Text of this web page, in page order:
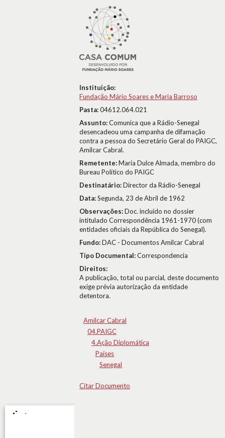
Instituição:
Fundação Mário Soares e Maria Barroso
Pasta:04612.064.021
Assunto:Comunica que a Rádio-Senegal
desencadeou uma campanha de difamação
contra a pessoa do Secretário Geral do PAIGC,
Amílcar Cabral.
Remetente:Maria Dulce Almada, membro do
Bureau Político do PAIGC
Destinatário:Director da Rádio-Senegal
Data:Segunda, 23 de Abril de 1962
Observações:Doc. incluído no dossier
intitulado Correspondência 1961-1970 (com
entidades oficiais da República do Senegal).
Fundo:DAC - Documentos Amílcar Cabral
Tipo Documental:Correspondencia
Direitos:
A publicação, total ou parcial, deste documento
exige prévia autorização da entidade
detentora.
Amílcar Cabral
04.PAIGC
4.Ação Diplomática
Países
Senegal
Citar Documento